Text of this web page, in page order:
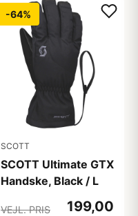
-64%
SCOTT
SCOTT Ultimate GTX
Handske, Black / L
VEJL. PRIS
199,00